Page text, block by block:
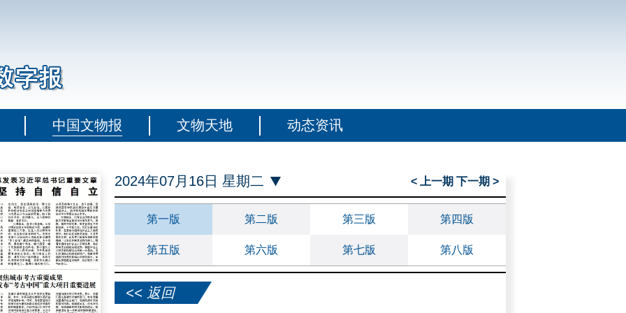
中国文物报 文物天地 动态资讯
2024年07月16日 星期二 < 上一期 下一期 >
第一版 第二版 第三版 第四版
第五版 第六版 第七版 第八版
<< 返回